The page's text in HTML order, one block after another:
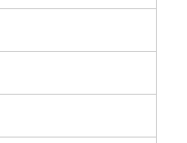
大阪上本町
大阪上本町
大阪上本町